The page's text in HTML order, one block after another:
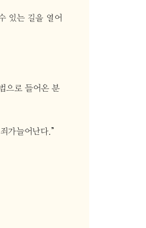
있는 길을 열어
으로 들어온 분
가늘어난다.”